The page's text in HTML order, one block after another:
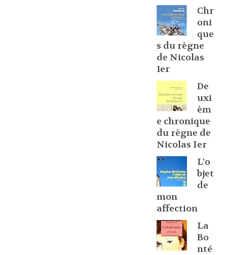
Chr
oni
que
s du règne
de Nicolas
1er
De
uxi
èm
e chronique
du règne de
Nicolas Ier
L'o
bjet
de
mon
affection
La
Bo
nté